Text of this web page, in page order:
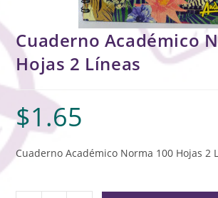
Cuaderno Académico
Hojas 2 Líneas
$1.65
Cuaderno Académico Norma 100 Hojas 2